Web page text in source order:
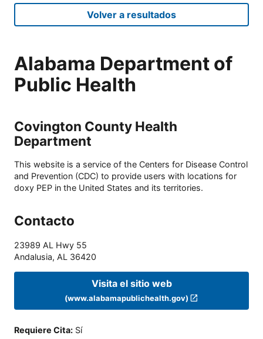
Volver a resultados
Alabama Department of
Public Health
Covington County Health
Department
This website is a service of the Centers for Disease Control
and Prevention (CDC) to provide users with locations for
doxy PEP in the United States and its territories.
Contacto
23989 AL Hwy 55
Andalusia, AL 36420
Visita el sitio web
(www.alabamapublichealth.gov)
Requiere Cita: Sí